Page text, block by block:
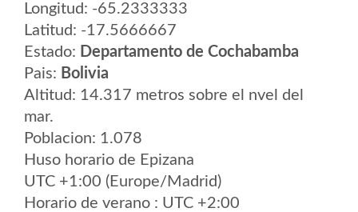
Longitud: -65.2333333
Latitud: -17.5666667
Estado: Departamento de Cochabamba
Pais: Bolivia
Altitud: 14.317 metros sobre el nvel del
mar.
Poblacion: 1.078
Huso horario de Epizana
UTC +1:00 (Europe/Madrid)
Horario de verano : UTC +2:00